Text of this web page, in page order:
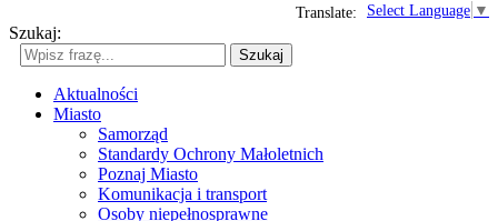
Select Language ▼
Translate:
Szukaj:
Szukaj
Aktualności
Miasto
Samorząd
Standardy Ochrony Małoletnich
Poznaj Miasto
Komunikacja i transport
Osoby niepełnosprawne